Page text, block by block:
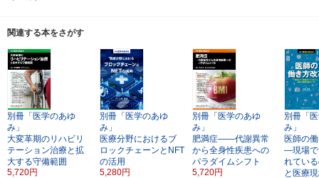
関連する本をさがす
別冊「医学のあゆ
み」
大変革期のリハビリ
テーション治療と拡
大する守備範囲
5,720円
別冊「医学のあゆ
み」
医療分野におけるブ
ロックチェーンとNFT
の活用
5,280円
別冊「医学のあゆ
み」
肥満症――代謝異常
から全身性疾患への
パラダイムシフト
5,720円
別冊「
み」
医師の
―現場で
れてい
と医療